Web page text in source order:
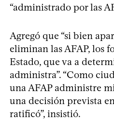
“administrado por las
Agregó que “si bien
eliminan las AFAP, los
Estado, que va a
administra”. “Como
una AFAP administre
una decisión prevista
ratificó”, insistió.